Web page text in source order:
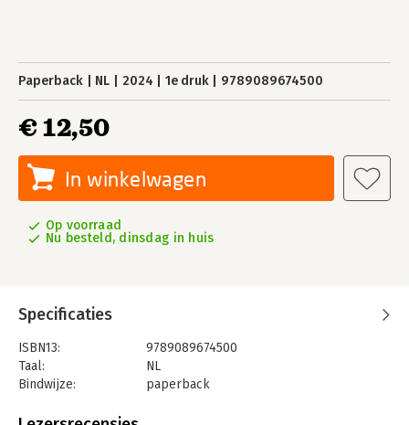
Paperback NL 2024 1e druk 9789089674500
€ 12,50
In winkelwagen
Op voorraad
Nu besteld, dinsdag in huis
Specificaties
ISBN13:
9789089674500
Taal:
NL
Bindwijze:
paperback
Uitgever: